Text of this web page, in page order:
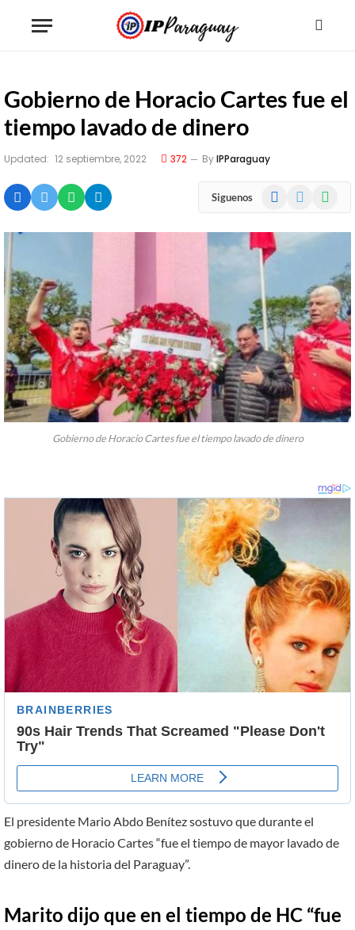
Gobierno de Horacio Cartes fue el
tiempo lavado de dinero
Updated: 12 septiembre, 2022 372 ByIPParaguay
Siguenos Facebook
Gobierno de Horacio Cartes fue el tiempo lavado de dinero
El presidente Mario Abdo Benítez sostuvo que durante el
gobierno de Horacio Cartes “fue el tiempo de mayor lavado de
dinero de la historia del Paraguay”.
Marito dijo que en el tiempo de HC “fue